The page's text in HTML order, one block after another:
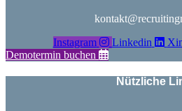
Instagram
Linkedin
Demotermin buchen
Nützliche